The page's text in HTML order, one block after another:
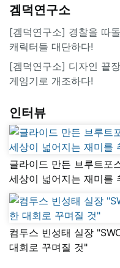
겜덕연구소
[겜덕연구소] 경찰을 따
캐릭터들 대단하다!
[겜덕연구소] 디자인 끝
게임기로 개조하다!
인터뷰
글라이드 만든 브루트포
세상이 넓어지는 재미를
컴투스 빈성태 실장
대회로 꾸며질 것"